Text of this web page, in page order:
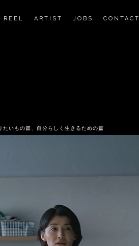
REEL ARTIST JOBS CONTACT
いもの篇、自分らしく生きるための篇